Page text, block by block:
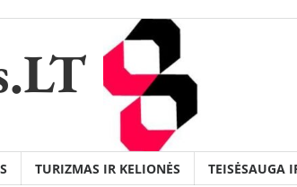
TURIZMAS IR KELIONĖS TEISĖSAUGA